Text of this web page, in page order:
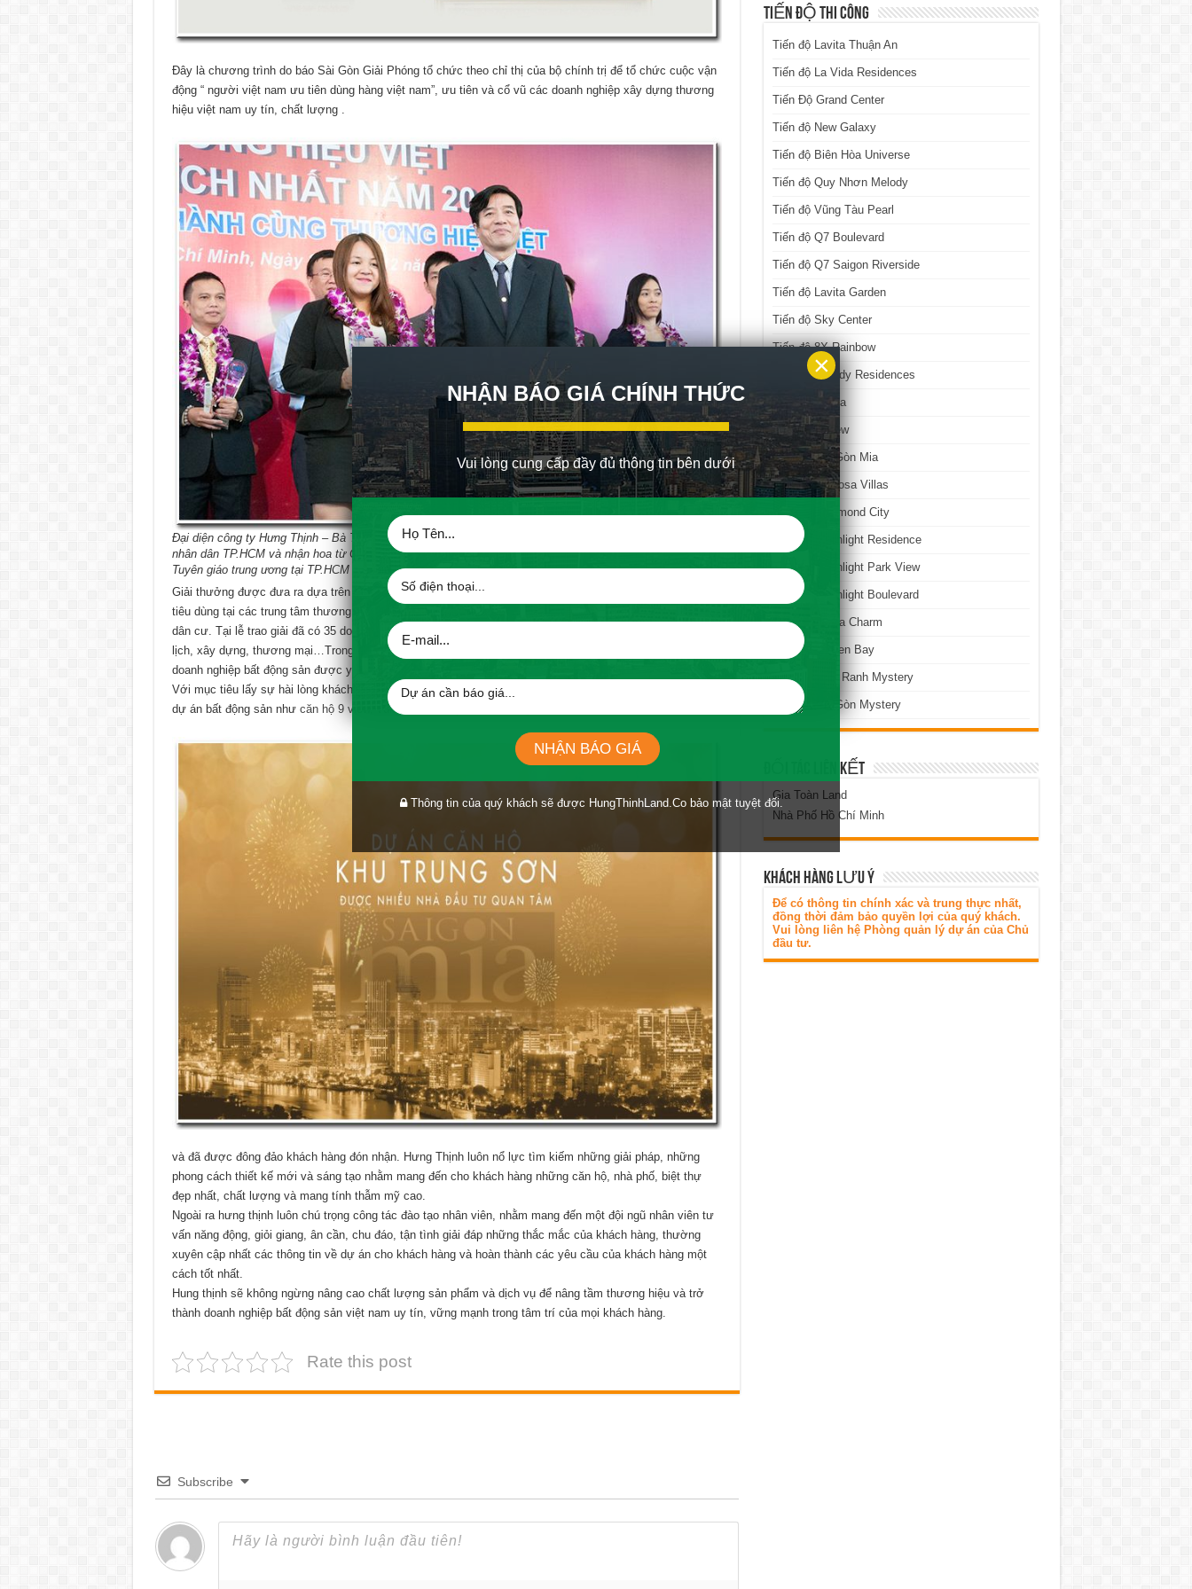
Đây là chương trình do báo Sài Gòn Giải Phóng tổ chức theo chỉ thị của bộ chính trị để tổ chức cuộc vận
động “ người việt nam ưu tiên dùng hàng việt nam”, ưu tiên và cổ vũ các doanh nghiệp xây dựng thương
hiệu việt nam uy tín, chất lượng .
Đại diện công ty Hưng Thịnh – Bà Trần Thị Phương Uyên nhận kỷ niệm chương từ Phó Chủ tịch Ủy ban
nhân dân TP.HCM và nhận hoa từ Ông Đào Văn Lừng – Vụ trưởng, Trưởng cơ quan thường trực Ban
Tuyên giáo trung ương tại TP.HCM
Giải thưởng được đưa ra dựa trên kết quả khảo sát 1000 bạn đọc trên báo sài gòn giải phóng, và người
tiêu dùng tại các trung tâm thương mại, siêu thị, chợ truyền thông, sân bay tân sơn nhất và các khu vực
dân cư. Tại lễ trao giải đã có 35 doanh nghiệp được chọn trao giải trên các lĩnh vực như bất động sản, du
lịch, xây dựng, thương mại…Trong đó tập đoàn địa ốc hưng thịnh đã được bình chọn là một trong ba
doanh nghiệp bất động sản được yêu thích nhất năm 2015.
Với mục tiêu lấy sự hài lòng khách hàng làm đầu, trong suốt năm qua Hưng Thịnh đã cho ra đời rất nhiều
dự án bất động sản như căn hộ 9 view , vũng tàu melody,
và đã được đông đảo khách hàng đón nhận. Hưng Thịnh luôn nổ lực tìm kiếm những giải pháp, những
phong cách thiết kế mới và sáng tạo nhằm mang đến cho khách hàng những căn hộ, nhà phố, biệt thự
đẹp nhất, chất lượng và mang tính thẫm mỹ cao.
Ngoài ra hưng thịnh luôn chú trọng công tác đào tạo nhân viên, nhằm mang đến một đội ngũ nhân viên tư
vấn năng động, giỏi giang, ân cần, chu đáo, tận tình giải đáp những thắc mắc của khách hàng, thường
xuyên cập nhất các thông tin về dự án cho khách hàng và hoàn thành các yêu cầu của khách hàng một
cách tốt nhất.
Hung thịnh sẽ không ngừng nâng cao chất lượng sản phẩm và dịch vụ để nâng tầm thương hiệu và trở
thành doanh nghiệp bất động sản việt nam uy tín, vững mạnh trong tâm trí của mọi khách hàng.
Rate this post
Subscribe
TIẾN ĐỘ THI CÔNG
Tiến độ Lavita Thuận An
Tiến độ La Vida Residences
Tiến Độ Grand Center
Tiến độ New Galaxy
Tiến độ Biên Hòa Universe
Tiến độ Quy Nhơn Melody
Tiến độ Vũng Tàu Pearl
Tiến độ Q7 Boulevard
Tiến độ Q7 Saigon Riverside
Tiến độ Lavita Garden
Tiến độ Sky Center
Tiến độ 8X Rainbow
Tiến độ Melody Residences
Tiến độ Florita
Tiến độ 9 View
Tiến độ Sài Gòn Mia
Tiến độ Sentosa Villas
Tiến độ Richmond City
Tiến độ Moonlight Residence
Tiến độ Moonlight Park View
Tiến độ Moonlight Boulevard
Tiến độ Lavita Charm
Tiến độ Golden Bay
Tiến độ Cam Ranh Mystery
Tiến độ Sài Gòn Mystery
ĐỐI TÁC LIÊN KẾT
Gia Toàn Land
Nhà Phố Hồ Chí Minh
KHÁCH HÀNG LƯU Ý
Để có thông tin chính xác và trung thực nhất,
đồng thời đảm bảo quyền lợi của quý khách.
Vui lòng liên hệ Phòng quản lý dự án của Chủ
đầu tư.
NHẬN BÁO GIÁ CHÍNH THỨC
Vui lòng cung cấp đầy đủ thông tin bên dưới
Thông tin của quý khách sẽ được HungThinhLand.Co bảo mật tuyệt đối.
NHẬN BÁO GIÁ
×